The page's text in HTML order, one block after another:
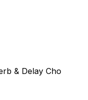
& Delay Cho